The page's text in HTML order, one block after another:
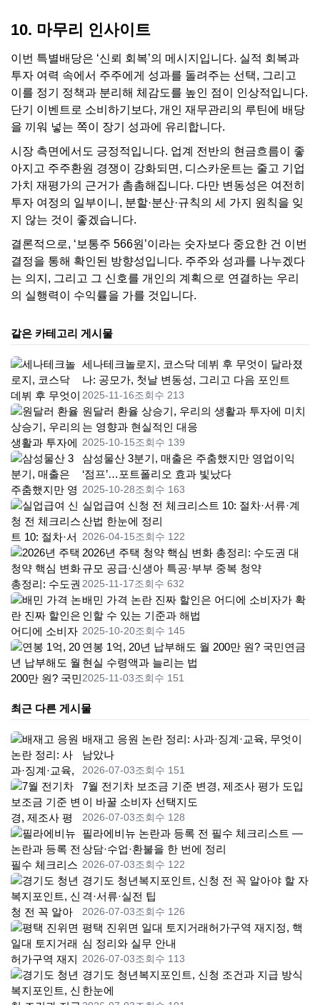
10. 마무리 인사이트
이번 특별배당은 ‘신뢰 회복’의 메시지입니다. 실적 회복과
투자 여력 속에서 주주에게 성과를 돌려주는 선택, 그리고
이를 정기 정책과 분리해 체감도를 높인 점이 인상적입니다.
단기 이벤트로 소비하기보다, 개인 재무관리의 루틴에 배당
을 끼워 넣는 쪽이 장기 성과에 유리합니다.
시장 측면에서도 긍정적입니다. 업계 전반의 현금흐름이 좋
아지고 주주환원 경쟁이 강화되면, 디스카운트는 줄고 기업
가치 재평가의 근거가 촘촘해집니다. 다만 변동성은 여전히
투자 여정의 일부이니, 분할·분산·규칙의 세 가지 원칙을 잊
지 않는 것이 좋겠습니다.
결론적으로, ‘보통주 566원’이라는 숫자보다 중요한 건 이번
결정을 통해 확인된 방향성입니다. 주주와 성과를 나누겠다
는 의지, 그리고 그 신호를 개인의 계획으로 연결하는 우리
의 실행력이 수익률을 가를 것입니다.
같은 카테고리 게시물
세나테크놀로지, 코스닥 데뷔 후 무엇이 달라졌
나: 공모가, 첫날 변동성, 그리고 다음 포인트
2025-11-16조회수 213
원달러 환율 상승기, 우리의 생활과 투자에 미치
는 영향과 현실적인 대응
2025-10-15조회수 139
삼성물산 3분기, 매출은 주춤했지만 영업이익
‘점프’…포트폴리오 효과 빛났다
2025-10-28조회수 163
실업급여 신청 전 체크리스트 10: 절차·서류·계
산법 한눈에 정리
2026-04-15조회수 122
2026년 주택 청약 핵심 변화 총정리: 수도권 대
규모 공급·신생아 특공·부부 중복 청약
2025-11-17조회수 632
배민 가격 논란 진짜 할인은 어디에 소비자가 확
인할 수 있는 기준과 해법
2025-10-20조회수 145
연봉 1억, 20년 납부해도 월 200만 원? 국민연금
현실 수령액과 늘리는 법
2025-11-03조회수 151
최근 다른 게시물
배재고 응원 논란 정리: 사과·징계·교육, 무엇이
남았나
2026-07-03조회수 151
7월 전기차 보조금 기준 변경, 제조사 평가 도입
이 바꿀 소비자 선택지도
2026-07-03조회수 128
필라에비뉴 논란과 등록 전 필수 체크리스트 —
상담·수업·환불을 한 번에 정리
2026-07-03조회수 122
경기도 청년복지포인트, 신청 전 꼭 알아야 할 자
격·서류·실전 팁
2026-07-03조회수 126
평택 진위면 일대 토지거래허가구역 재지정, 핵
심 정리와 실무 안내
2026-07-03조회수 113
경기도 청년복지포인트, 신청 조건과 지급 방식
한눈에